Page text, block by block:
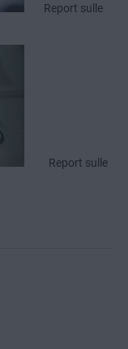
Report sulle
Report sulle